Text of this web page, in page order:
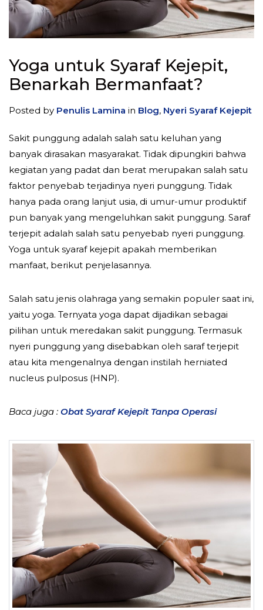
Yoga untuk Syaraf Kejepit,
Benarkah Bermanfaat?
Posted by Penulis Lamina in Blog, Nyeri Syaraf Kejepit
Sakit punggung adalah salah satu keluhan yang
banyak dirasakan masyarakat. Tidak dipungkiri bahwa
kegiatan yang padat dan berat merupakan salah satu
faktor penyebab terjadinya nyeri punggung. Tidak
hanya pada orang lanjut usia, di umur-umur produktif
pun banyak yang mengeluhkan sakit punggung. Saraf
terjepit adalah salah satu penyebab nyeri punggung.
Yoga untuk syaraf kejepit apakah memberikan
manfaat, berikut penjelasannya.
Salah satu jenis olahraga yang semakin populer saat ini,
yaitu yoga. Ternyata yoga dapat dijadikan sebagai
pilihan untuk meredakan sakit punggung. Termasuk
nyeri punggung yang disebabkan oleh saraf terjepit
atau kita mengenalnya dengan instilah herniated
nucleus pulposus (HNP).
Baca juga : Obat Syaraf Kejepit Tanpa Operasi